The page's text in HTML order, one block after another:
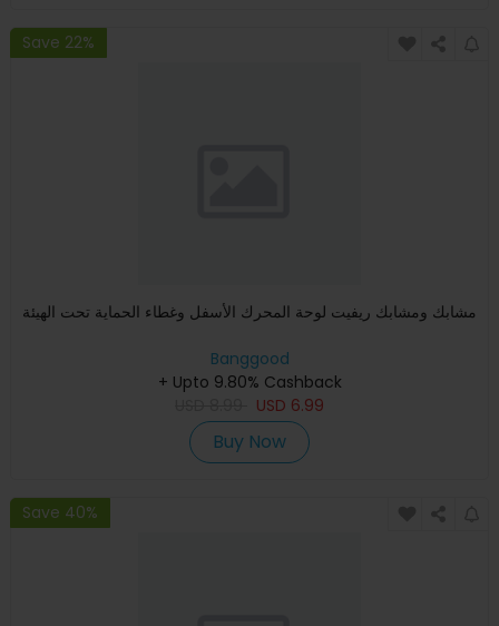
Save 22%
مشابك ومشابك ريفيت لوحة المحرك الأسفل وغطاء الحماية تحت الهيئة
Banggood
+ Upto 9.80% Cashback
USD 6.99
Buy Now
Save 40%